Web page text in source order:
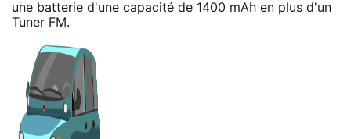
une batterie d'une capacité de 1400 mAh en plus d'un
Tuner FM.